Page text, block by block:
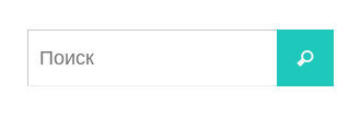
Поиск